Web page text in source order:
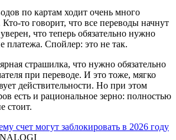
по картам ходит очень много
Кто-то говорит, что все переводы начнут
что теперь обязательно нужно
платежа. Спойлер: это не так.
страшилка, что нужно обязательно
при переводе. И это тоже, мягко
действительности. Но при этом
есть и рациональное зерно: полностью
стоит.
счет могут заблокировать в 2026 году